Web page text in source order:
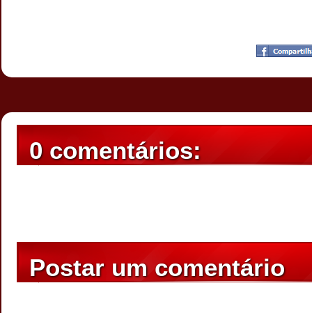
22:24
0 comentários:
Postar um comentário